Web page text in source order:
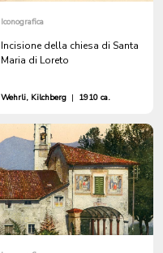
Iconografica
Incisione della chiesa di Santa
Maria di Loreto
Wehrli, Kilchberg | 1910 ca.